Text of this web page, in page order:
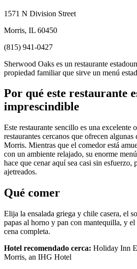
1571 N Division Street
Morris, IL 60450
(815) 941-0427
Sherwood Oaks es un restaurante
propiedad familiar que sirve un menú
Por qué este restaurante
imprescindible
Este restaurante sencillo es una excelente
restaurantes cercanos que ofrecen algunas
Morris. Mientras que el comedor está
con un ambiente relajado, su enorme
hace que cenar aquí sea casi sin esfuerzo,
ajetreados.
Qué comer
Elija la ensalada griega y chile casera, el
papas al horno y pan con mantequilla, y el
cena completa.
Hotel recomendado cerca: Holiday Inn
Morris, an IHG Hotel